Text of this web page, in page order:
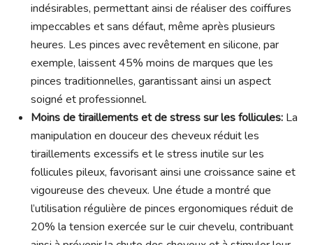
indésirables, permettant ainsi de réaliser des coiffures
impeccables et sans défaut, même après plusieurs
heures. Les pinces avec revêtement en silicone, par
exemple, laissent 45% moins de marques que les
pinces traditionnelles, garantissant ainsi un aspect
soigné et professionnel.
Moins de tiraillements et de stress sur les follicules: La
manipulation en douceur des cheveux réduit les
tiraillements excessifs et le stress inutile sur les
follicules pileux, favorisant ainsi une croissance saine et
vigoureuse des cheveux. Une étude a montré que
l’utilisation régulière de pinces ergonomiques réduit de
20% la tension exercée sur le cuir chevelu, contribuant